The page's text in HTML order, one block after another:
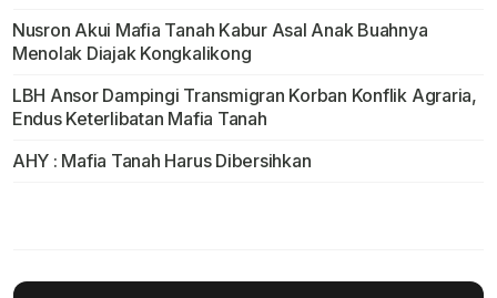
Nusron Akui Mafia Tanah Kabur Asal Anak Buahnya
Menolak Diajak Kongkalikong
LBH Ansor Dampingi Transmigran Korban Konflik Agraria,
Endus Keterlibatan Mafia Tanah
AHY : Mafia Tanah Harus Dibersihkan